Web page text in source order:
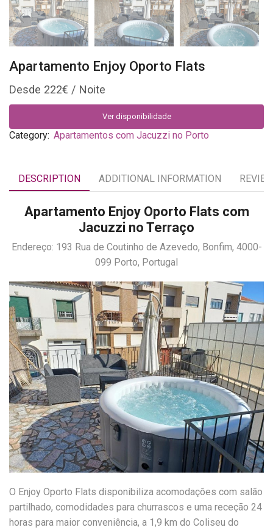
Apartamento Enjoy Oporto Flats
222€
Ver disponibilidade
Category: Apartamentos com Jacuzzi no Porto
DESCRIPTION ADDITIONAL INFORMATION
Apartamento Enjoy Oporto Flats com
Jacuzzi no Terraço
Endereço: 193 Rua de Coutinho de Azevedo, Bonfim, 4000-
099 Porto, Portugal
O Enjoy Oporto Flats disponibiliza acomodações com salão
partilhado, comodidades para churrascos e uma receção 24
horas para maior conveniência, a 1,9 km do Coliseu do